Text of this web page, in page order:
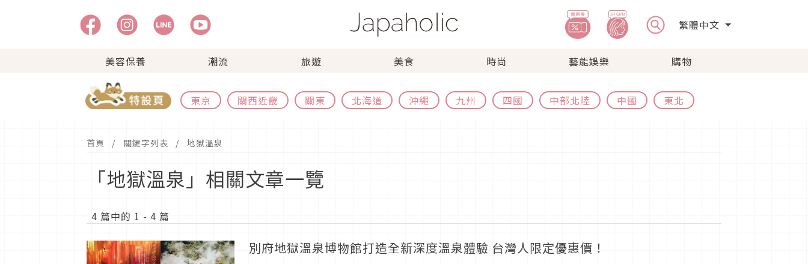
繁體中文
美容保養 潮流 旅遊 美食 時尚 藝能娛樂 購物
東京 關西近畿 關東 北海道 沖繩 九州 四國 中部北陸 中國 東北
首頁 關鍵字列表 地獄溫泉
「地獄溫泉」相關文章一覽
4 篇中的 1 - 4 篇
別府地獄溫泉博物館打造全新深度溫泉體驗 台灣人限定優惠價！